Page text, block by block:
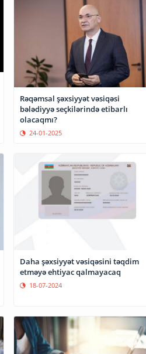
Rəqəmsal şəxsiyyət vəsiqəsi
bələdiyyə seçkilərində etibarlı
olacaqmı?
24-01-2025
Daha şəxsiyyət vəsiqəsini təqdim
etməyə ehtiyac qalmayacaq
18-07-2024